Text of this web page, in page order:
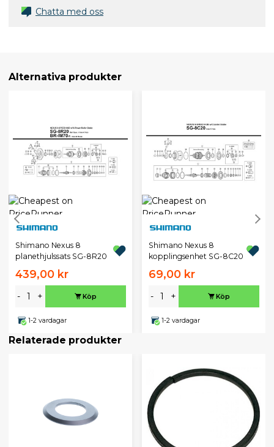
Chatta med oss
Alternativa produkter
Shimano Nexus 8
planethjulssats SG-8R20
439,00 kr
- + Köp
1-2 vardagar
Shimano Nexus 8
kopplingsenhet SG-8C20
69,00 kr
- + Köp
1-2 vardagar
Relaterade produkter